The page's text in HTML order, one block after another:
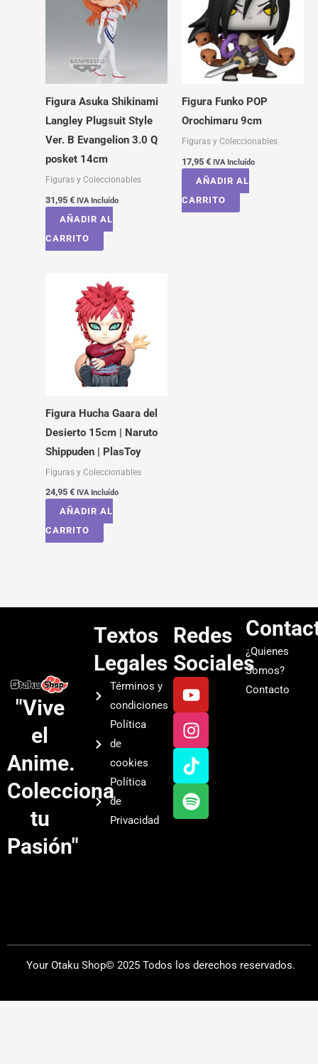
Figura Asuka Shikinami
Langley Plugsuit Style
Ver. B Evangelion 3.0 Q
posket 14cm
Figuras y Coleccionables
31,95 € IVA Incluído
AÑADIR AL
CARRITO
Figura Funko POP
Orochimaru 9cm
Figuras y Coleccionables
17,95 € IVA Incluído
AÑADIR AL
CARRITO
Figura Hucha Gaara del
Desierto 15cm | Naruto
Shippuden | PlasToy
Figuras y Coleccionables
24,95 € IVA Incluído
AÑADIR AL
CARRITO
"Vive
el
Anime.
Colecciona
tu
Pasión"
Textos
Legales
Términos y
condiciones
Política
de
cookies
Política
de
Privacidad
Redes
Sociales
Y
o
u
t
u
b
e
I
n
s
t
a
g
r
a
T
i
k
t
o
k
S
p
o
t
i
f
y
¿Quienes
Somos?
Contacto
Your Otaku Shop© 2025 Todos los derechos reservados.